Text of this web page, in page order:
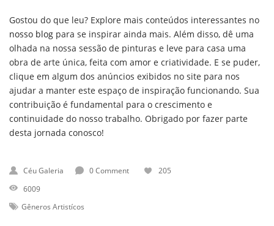
Gostou do que leu? Explore mais conteúdos interessantes no
nosso blog para se inspirar ainda mais. Além disso, dê uma
olhada na nossa sessão de pinturas e leve para casa uma
obra de arte única, feita com amor e criatividade. E se puder,
clique em algum dos anúncios exibidos no site para nos
ajudar a manter este espaço de inspiração funcionando. Sua
contribuição é fundamental para o crescimento e
continuidade do nosso trabalho. Obrigado por fazer parte
desta jornada conosco!
Céu Galeria 0 Comment
205
6009
Gêneros Artistícos